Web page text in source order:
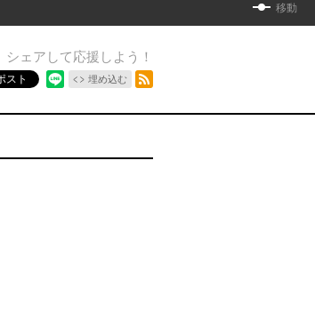
移動
シェアして応援しよう！
スト 埋め込む